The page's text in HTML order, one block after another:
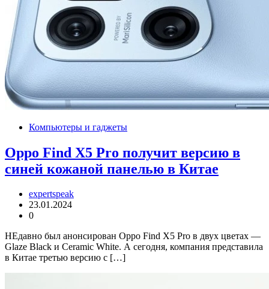
Компьютеры и гаджеты
Oppo Find X5 Pro получит версию в
синей кожаной панелью в Китае
expertspeak
23.01.2024
0
НЕдавно был анонсирован Oppo Find X5 Pro в двух цветах —
Glaze Black и Ceramic White. А сегодня, компания представила
в Китае третью версию с […]